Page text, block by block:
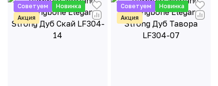
Советуем
Новинка
Акция
Советуем
Новинка
Акция